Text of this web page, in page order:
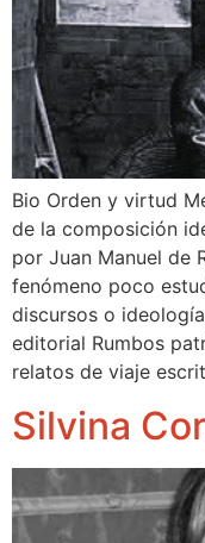
Bio Orden y virtud
de la composición
por Juan Manuel de
fenómeno poco
discursos o
editorial Rumbos
relatos de viaje
Silvina